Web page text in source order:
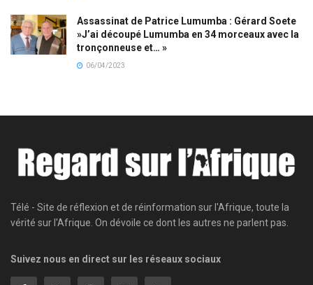
Assassinat de Patrice Lumumba : Gérard Soete
»J’ai découpé Lumumba en 34 morceaux avec la
tronçonneuse et… »
06/04/2023
Télé - Site de réflexion et de réinformation sur l'Afrique, toute la
vérité sur l'Afrique. On dévoile ce dont les autres ne parlent pas.
Suivez nous en direct sur les réseaux sociaux